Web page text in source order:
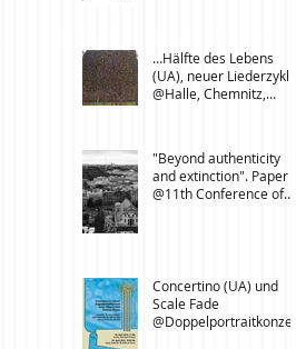
…Hälfte des Lebens
(UA), neuer Liederzyklus
@Halle, Chemnitz,
"Beyond authenticity
and extinction". Paper
@11th Conference of
Concertino (UA) und
Scale Fade
@Doppelportraitkonzert